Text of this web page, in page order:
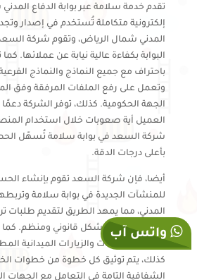
تقدم خدمة سلامة عبر بوابة الدفاع
إلكترونية متكاملة تُستخدم في إصدار
المدني شمال الرياض، وتقوم شركة
البوابة بكفاءة عالية نيابة عن عملائها.
باحتراف مع جميع النماذج والنماذج
وتعمل على رفع الملفات المرفقة وفق
الجهة الحكومية. كذلك، توفر الشركة دعمًا
العميل أية صعوبات خلال استخدام
شركة السعد في بوابة سلامة تُسهّل
بأعلى درجات الدقة.
أيضا، فإن شركة السعد تقوم بإنشاء
للمنشآت الجديدة في بوابة سلامة
المدني، مما يمهد الطريق لتقديم طلبات
شمال الرياض بشكل قانوني ومنظم. كما
مواعيد المعاينات والزيارات الميدانية
كذلك، يتم توثيق كل خطوة من خطوات
الشفافية التامة في التعامل مع الجهات
واتس آب